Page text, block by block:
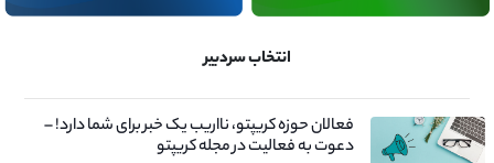
انتخاب سردبیر
فعالان حوزه کریپتو، نااریب یک خبر برای شما دارد! –
دعوت به فعالیت در مجله کریپتو